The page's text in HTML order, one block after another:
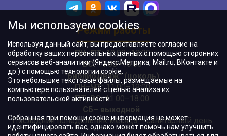
Режим работы
ПН–ПТ:10:00–18:00
ВС:11:00–18:00
"БиблиоДвиж" (цоколь):
ПН–ЧТ:11:00–19:00
ПТ, ВС:11:00–18:00
СБ– выходной
Последний понедельник месяца – санитарный день
Мы используем cookies
Используя данный сайт, вы предоставляете согласие на
обработку ваших персональных данных с помощью сторонних
сервисов веб-аналитики (Яндекс.Метрика, Mail.ru, ВКонтакте и
др.) с помощью технологии cookie.
Это небольшие текстовые файлы, размещаемые на
компьютере пользователей с целью анализа их
пользовательской активности.
Собранная при помощи cookie информация не может
идентифицировать вас, однако может помочь нам улучшить